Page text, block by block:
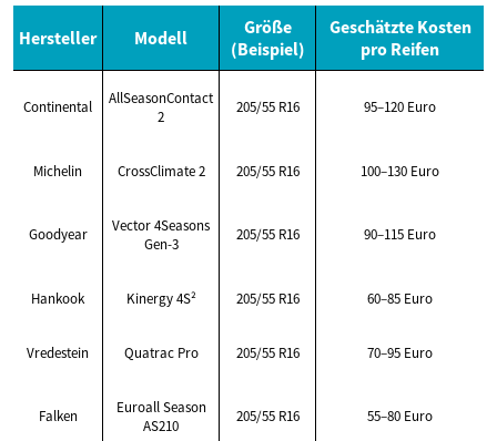
Hersteller Modell
Größe
(Beispiel)
Geschätzte Kosten
pro Reifen
Continental
AllSeasonContact
2
205/55 R16 95–120 Euro
Michelin CrossClimate 2 205/55 R16 100–130 Euro
Goodyear
Vector 4Seasons
Gen-3
205/55 R16 90–115 Euro
Hankook Kinergy 4S² 205/55 R16 60–85 Euro
Vredestein Quatrac Pro 205/55 R16 70–95 Euro
Falken
Euroall Season
AS210
205/55 R16 55–80 Euro